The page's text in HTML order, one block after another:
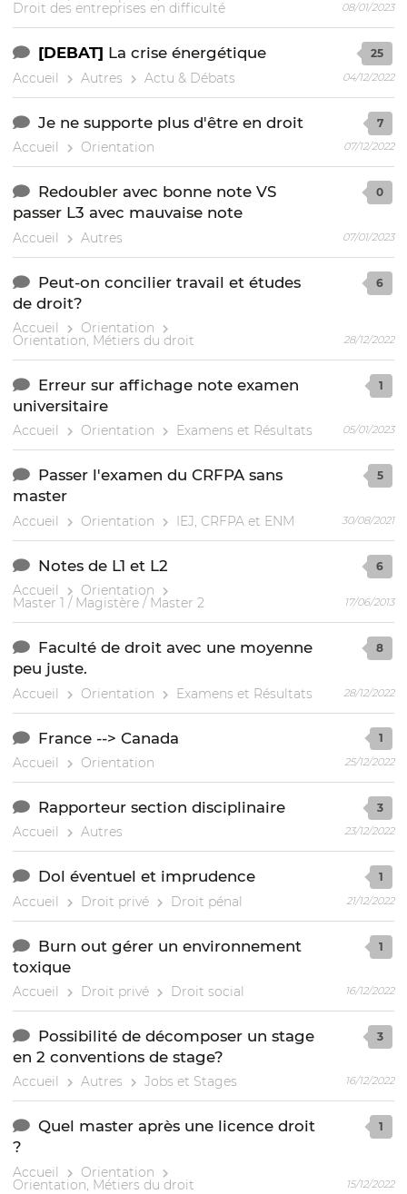
Droit des entreprises en difficulté 08/01/2023
[DEBAT] La crise énergétique
Accueil Autres Actu & Débats
25
04/12/2022
Je ne supporte plus d'être en droit
Accueil Orientation
7
07/12/2022
Redoubler avec bonne note VS
passer L3 avec mauvaise note
Accueil Autres
0
07/01/2023
Peut-on concilier travail et études
de droit?
Accueil Orientation
Orientation, Métiers du droit
6
28/12/2022
Erreur sur affichage note examen
universitaire
Accueil Orientation Examens et Résultats
1
05/01/2023
Passer l'examen du CRFPA sans
master
Accueil Orientation IEJ, CRFPA et ENM
5
30/08/2021
Notes de L1 et L2
Accueil Orientation
Master 1 / Magistère / Master 2
6
17/06/2013
Faculté de droit avec une moyenne
peu juste.
Accueil Orientation Examens et Résultats
8
28/12/2022
France --> Canada
Accueil Orientation
1
25/12/2022
Rapporteur section disciplinaire
Accueil Autres
3
23/12/2022
Dol éventuel et imprudence
Accueil Droit privé Droit pénal
1
21/12/2022
Burn out gérer un environnement
toxique
Accueil Droit privé Droit social
1
16/12/2022
Possibilité de décomposer un stage
en 2 conventions de stage?
Accueil Autres Jobs et Stages
3
16/12/2022
Quel master après une licence droit
?
Accueil Orientation
Orientation, Métiers du droit
1
15/12/2022